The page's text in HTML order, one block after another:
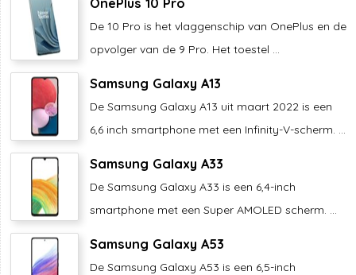
De 10 Pro is het vlaggenschip van OnePlus en de
opvolger van de 9 Pro. Het toestel ...
Samsung Galaxy A13
De Samsung Galaxy A13 uit maart 2022 is een
6,6 inch smartphone met een Infinity-V-scherm. ...
Samsung Galaxy A33
De Samsung Galaxy A33 is een 6,4-inch
smartphone met een Super AMOLED scherm. ...
Samsung Galaxy A53
De Samsung Galaxy A53 is een 6,5-inch